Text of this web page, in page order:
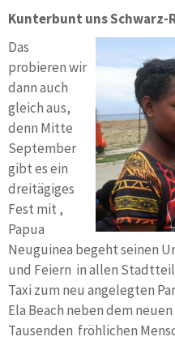
Kunterbunt uns Schwarz-
Das
probieren wir
dann auch
gleich aus,
denn Mitte
September
gibt es ein
dreitägiges
Fest mit ,
Papua
Neuguinea begeht seinen
und Feiern in allen
Taxi zum neu angelegten
Ela Beach neben dem
Tausenden fröhlichen